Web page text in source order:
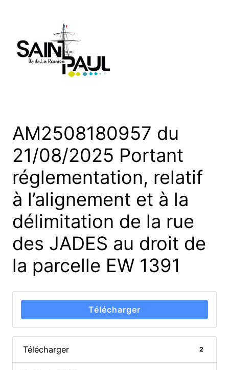
AM2508180957 du
21/08/2025 Portant
réglementation, relatif
à l’alignement et à la
délimitation de la rue
des JADES au droit de
la parcelle EW 1391
Télécharger
Télécharger 2